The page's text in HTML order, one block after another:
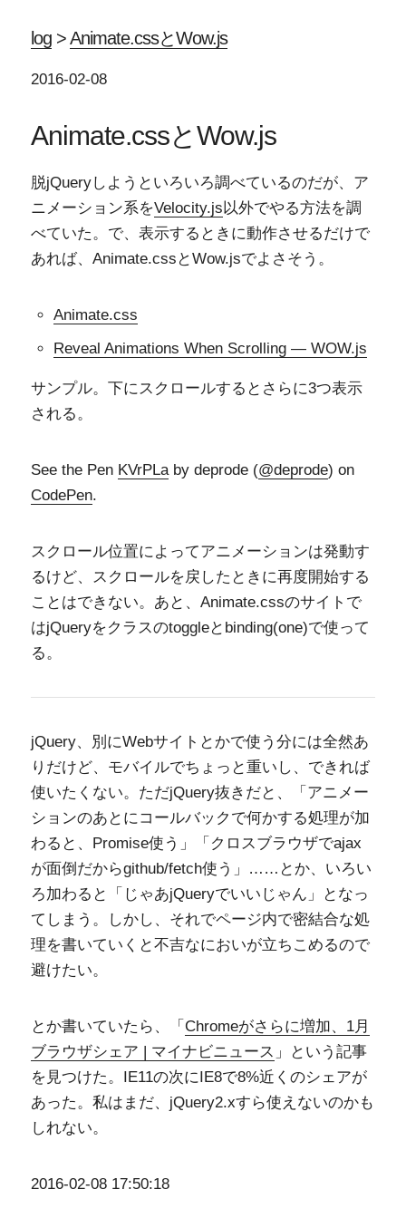
log>Animate.cssとWow.js
2016-02-08
Animate.cssとWow.js
脱jQueryしようといろいろ調べているのだが、ア
ニメーション系をVelocity.js以外でやる方法を調
べていた。で、表示するときに動作させるだけで
あれば、Animate.cssとWow.jsでよさそう。
Animate.css
Reveal Animations When Scrolling — WOW.js
サンプル。下にスクロールするとさらに3つ表示
される。
See the Pen KVrPLaby deprode (@deprode) on
CodePen.
スクロール位置によってアニメーションは発動す
るけど、スクロールを戻したときに再度開始する
ことはできない。あと、Animate.cssのサイトで
はjQueryをクラスのtoggleとbinding(one)で使って
る。
jQuery、別にWebサイトとかで使う分には全然あ
りだけど、モバイルでちょっと重いし、できれば
使いたくない。ただjQuery抜きだと、「アニメー
ションのあとにコールバックで何かする処理が加
わると、Promise使う」「クロスブラウザでajax
が面倒だからgithub/fetch使う」……とか、いろい
ろ加わると「じゃあjQueryでいいじゃん」となっ
てしまう。しかし、それでページ内で密結合な処
理を書いていくと不吉なにおいが立ちこめるので
避けたい。
とか書いていたら、「 Chromeがさらに増加、1月
ブラウザシェア | マイナビニュース 」という記事
を見つけた。IE11の次にIE8で8%近くのシェアが
あった。私はまだ、jQuery2.xすら使えないのかも
しれない。
2016-02-08 17:50:18